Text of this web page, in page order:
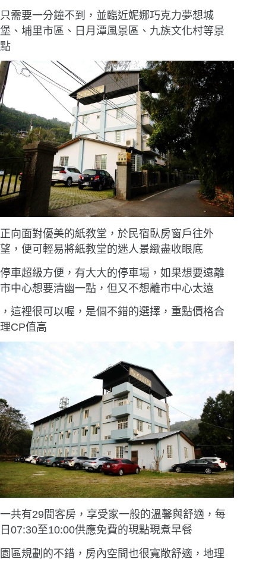
只需要一分鐘不到，並臨近妮娜巧克力夢想城
堡、埔里市區、日月潭風景區、九族文化村等景
點
正向面對優美的紙教堂，於民宿臥房窗戶往外
望，便可輕易將紙教堂的迷人景緻盡收眼底
停車超級方便，有大大的停車場，如果想要遠離
市中心想要清幽一點，但又不想離市中心太遠
，這裡很可以喔，是個不錯的選擇，重點價格合
理CP值高
一共有29間客房，享受家一般的溫馨與舒適，每
日07:30至10:00供應免費的現點現煮早餐
園區規劃的不錯，房內空間也很寬敞舒適，地理